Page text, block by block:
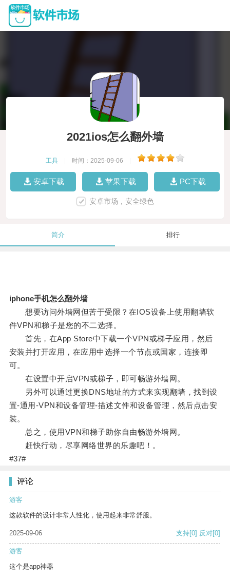
2021ios怎么翻外墙
工具 时间：2025-09-06
安卓下载 苹果下载 PC下载
安卓市场，安全绿色
简介 排行
iphone手机怎么翻外墙
想要访问外墙网但苦于受限？在IOS设备上使用翻墙软
件VPN和梯子是您的不二选择。
首先，在App Store中下载一个VPN或梯子应用，然后
安装并打开应用，在应用中选择一个节点或国家，连接即
可。
在设置中开启VPN或梯子，即可畅游外墙网。
另外可以通过更换DNS地址的方式来实现翻墙，找到设
置-通用-VPN和设备管理-描述文件和设备管理，然后点击安
装。
总之，使用VPN和梯子助你自由畅游外墙网。
赶快行动，尽享网络世界的乐趣吧！。
#37#
评论
游客
这款软件的设计非常人性化，使用起来非常舒服。
2025-09-06 支持[0] 反对[0]
游客
这个是app神器